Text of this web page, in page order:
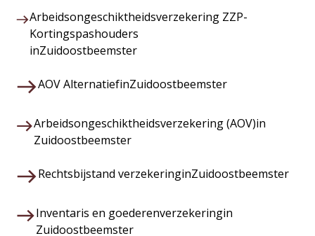
Arbeidsongeschiktheidsverzekering ZZP-
Kortingspashouders
inZuidoostbeemster
AOV AlternatiefinZuidoostbeemster
Arbeidsongeschiktheidsverzekering (AOV)in
Zuidoostbeemster
Rechtsbijstand verzekeringinZuidoostbeemster
Inventaris en goederenverzekeringin
Zuidoostbeemster